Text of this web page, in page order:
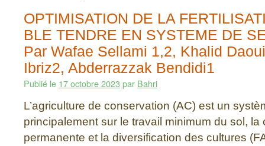
OPTIMISATION DE LA
BLE TENDRE EN SYSTEME DE
Par Wafae Sellami 1,2, Khalid
Ibriz2, Abderrazzak Bendidi1
Publié le 17 octobre 2023par Bahri
L’agriculture de conservation (AC) est un
principalement sur le travail minimum du sol,
permanente et la diversification des cultures